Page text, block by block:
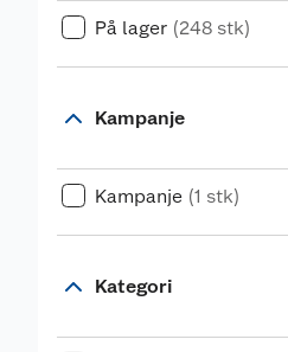
På lager (248 stk)
Kampanje
Kampanje (1 stk)
Kategori